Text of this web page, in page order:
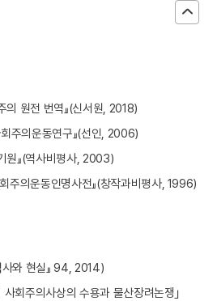
의 원전 번역』(신서원, 2018)
주의운동연구』(선인, 2006)
원』(역사비평사, 2003)
주의운동인명사전』(창작과비평사, 1996)
사와 현실』 94, 2014)
회주의사상의 수용과 물산장려논쟁｣